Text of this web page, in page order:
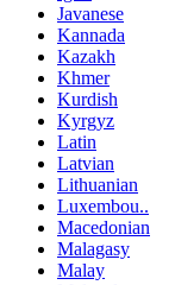
Javanese
Kannada
Kazakh
Khmer
Kurdish
Kyrgyz
Latin
Latvian
Lithuanian
Luxembou..
Macedonian
Malagasy
Malay